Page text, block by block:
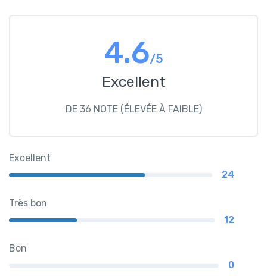
4.6/5
Excellent
DE 36 NOTE (ÉLEVÉE À FAIBLE)
Excellent
24
Très bon
12
Bon
0